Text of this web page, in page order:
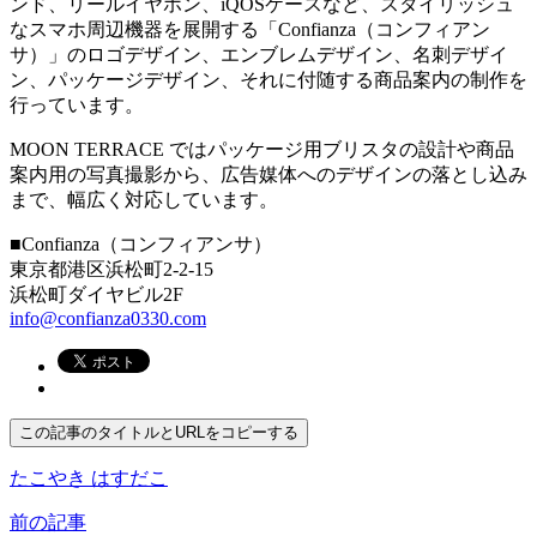
なスマホ周辺機器を展開する「Confianza（コンフィアン
サ）」のロゴデザイン、エンブレムデザイン、名刺デザイ
ン、パッケージデザイン、それに付随する商品案内の制作を
行っています。
MOON TERRACE ではパッケージ用ブリスタの設計や商品
案内用の写真撮影から、広告媒体へのデザインの落とし込み
まで、幅広く対応しています。
■Confianza（コンフィアンサ）
東京都港区浜松町2-2-15
浜松町ダイヤビル2F
info@confianza0330.com
この記事のタイトルとURLをコピーする
たこやき はすだこ
前の記事